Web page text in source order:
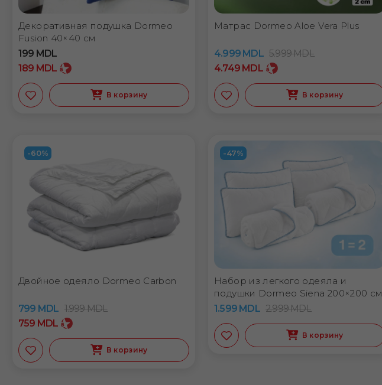
Декоративная подушка Dormeo
Fusion 40×40 см
199 MDL
189 MDL
В корзину
Матрас Dormeo Aloe Vera Plus
4.999 MDL 5.999MDL
4.749 MDL
В корзину
-60%
Двойное одеяло Dormeo Carbon
799 MDL 1.999MDL
759 MDL
В корзину
-47%
Набор из легкого одеяла и
подушки Dormeo Siena 200×200 см
1.599 MDL 2.999MDL
В корзину